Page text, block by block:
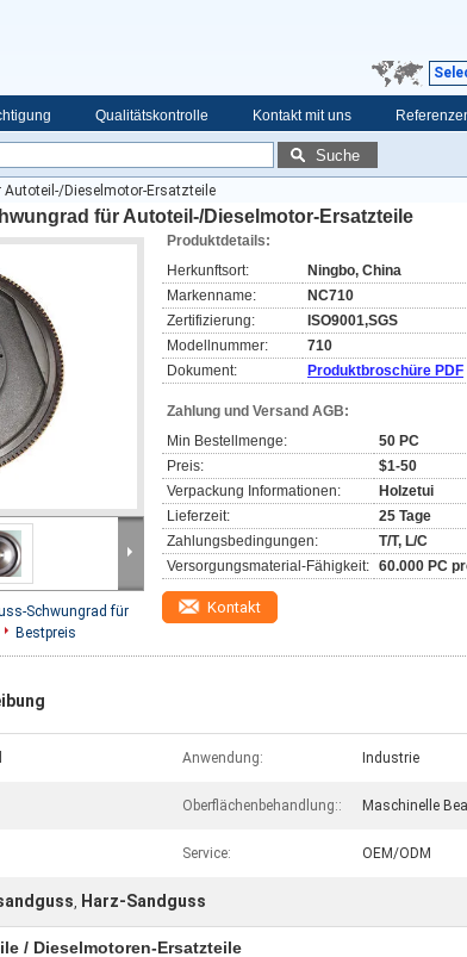
Qualitätskontrolle Kontakt mit uns
Suche
Dieselmotor-Ersatzteile
für Autoteil-/Dieselmotor-Ersatzteile
Schwungrad für
Bestpreis
Produktdetails:
Herkunftsort:
Ningbo, China
Markenname:
NC710
Zertifizierung:
ISO9001,SGS
Modellnummer:
710
Dokument:
Produktbroschüre PDF
Zahlung und Versand AGB:
Min Bestellmenge:
50 PC
Preis:
$1-50
Verpackung Informationen:
Holzetui
Lieferzeit:
25 Tage
Zahlungsbedingungen:
T/T, L/C
Versorgungsmaterial-Fähigkeit: 60.000 PC
Kontakt
Anwendung: Industrie
Oberflächenbehandlung:: Maschinelle
Service: OEM/ODM
, Harz-Sandguss
/ Dieselmotoren-Ersatzteile